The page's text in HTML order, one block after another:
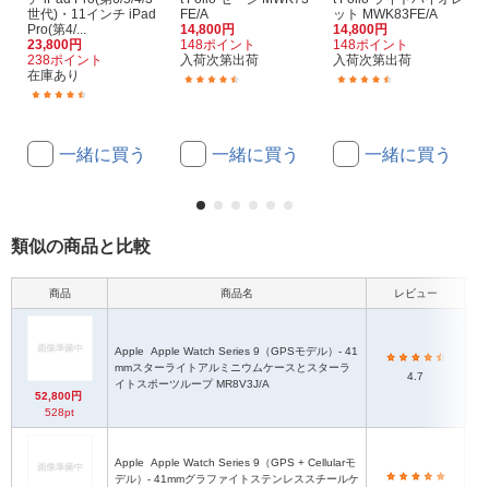
世代)・11インチ iPad
Pro(第4/...
23,800円
238ポイント
在庫あり
一緒に買う
FE/A
14,800円
148ポイント
入荷次第出荷
一緒に買う
ット MWK83FE/A
14,800円
148ポイント
入荷次第出荷
一緒に買う
類似の商品と比較
商品 商品名 レビュー
52,800円
528pt
Apple
mmスターライトアルミニウムケースとスターラ
イトスポーツループ MR8V3J/A
4.7
Apple
デル）- 41mmグラファイトステンレススチールケ